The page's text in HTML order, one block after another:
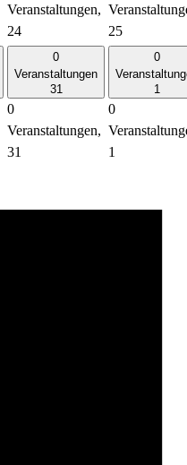
Veranstaltungen,
24
25
0
Veranstaltungen
31
0
Veranstaltungen,
31
0
1
0
1